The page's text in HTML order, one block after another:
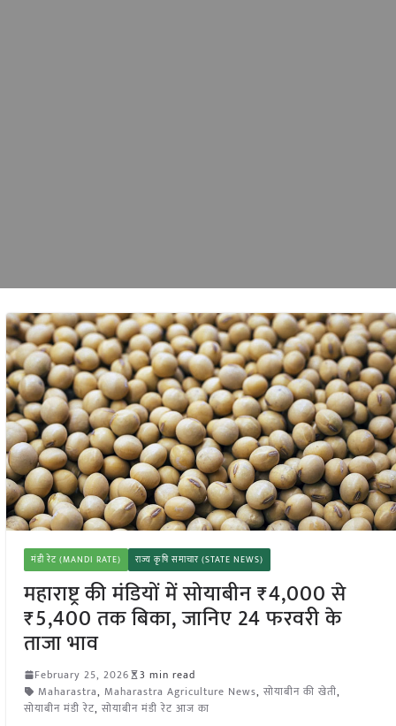
मंडी रेट (MANDI RATE) राज्य कृषि समाचार (STATE NEWS)
महाराष्ट्र की मंडियों में सोयाबीन ₹4,000 से
₹5,400 तक बिका, जानिए 24 फरवरी के
ताजा भाव
February 25, 2026
3 min read
Maharastra, Maharastra Agriculture News, सोयाबीन की खेती,
सोयाबीन मंडी रेट, सोयाबीन मंडी रेट आज का